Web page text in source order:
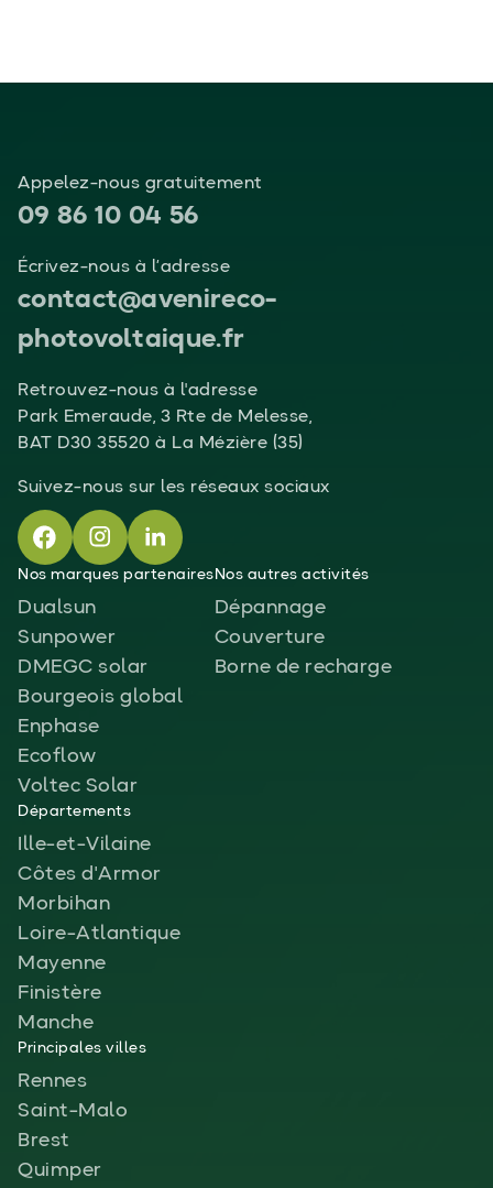
Appelez-nous gratuitement
09 86 10 04 56
Écrivez-nous à l’adresse
contact@avenireco-
photovoltaique.fr
Retrouvez-nous à l'adresse
Park Emeraude, 3 Rte de Melesse,
BAT D30 35520 à La Mézière (35)
Suivez-nous sur les réseaux sociaux
Nos marques partenaires
Dualsun
Sunpower
DMEGC solar
Bourgeois global
Enphase
Ecoflow
Voltec Solar
Nos autres activités
Dépannage
Couverture
Borne de recharge
Départements
Ille-et-Vilaine
Côtes d'Armor
Morbihan
Loire-Atlantique
Mayenne
Finistère
Manche
Principales villes
Rennes
Saint-Malo
Brest
Quimper